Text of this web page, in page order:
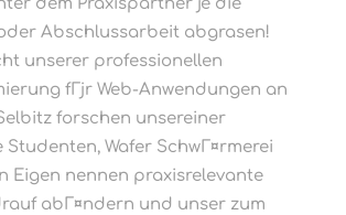
dem Praxispartner je die
Abschlussarbeit abgrasen!
unserer professionellen
fГјr Web-Anwendungen an
forschen unsereiner
Studenten, Wafer SchwГ¤rmerei
Eigen nennen praxisrelevante
abГ¤ndern und unser zum